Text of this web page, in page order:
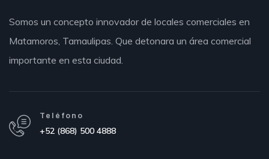
Somos un concepto innovador de locales comerciales en
Matamoros, Tamaulipas. Que detonara un área comercial
importante en esta ciudad.
Teléfono
+52 (868) 500 4888